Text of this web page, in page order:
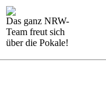
Das ganz NRW-
Team freut sich
über die Pokale!